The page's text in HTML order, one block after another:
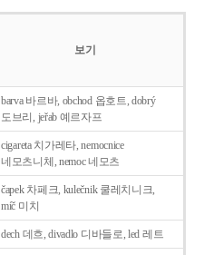
보기
barva 바르바, obchod 옵호트, dobrý
도브리, jeřab 예르자프
cigareta 치가레타, nemocnice
네모츠니체, nemoc 네모츠
čapek 차페크, kulečnik 쿨레치니크,
míč 미치
dech 데흐, divadlo 디바들로, led 레트